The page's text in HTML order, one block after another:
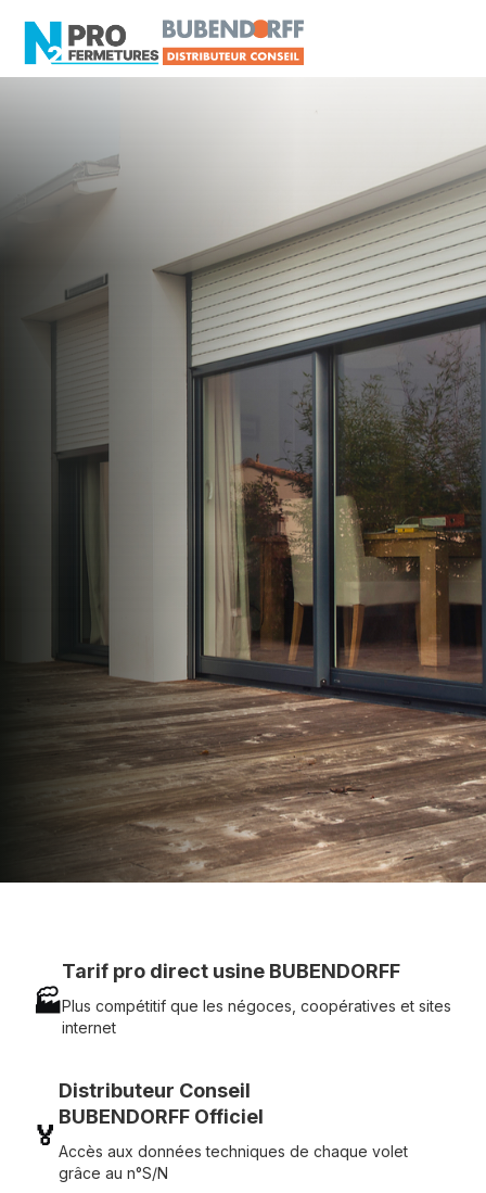
Distributeur en volets
roulants Delta Dore
Saint-Sébastien-sur-
Artisan, Menuisier, TPE ou PME proche de Saint-
Sébastien-sur-Loire ?
N2PRO Fermetures est votre référent Distributeur
en volets roulants Delta Dore officiel pour vous
apporter : Tarifs directs usines sans minimum
d'achat - Assistance technique chantier et
service réactif avec simplicité.
07 83 35 69 17
MON DEVIS MOTEUR
Voir tous nos produits
🏭
Tarif pro direct usine BUBENDORFF
Plus compétitif que les négoces, coopératives et sites
internet
🏅
Distributeur Conseil
BUBENDORFF Officiel
Accès aux données techniques de chaque volet
grâce au n°S/N